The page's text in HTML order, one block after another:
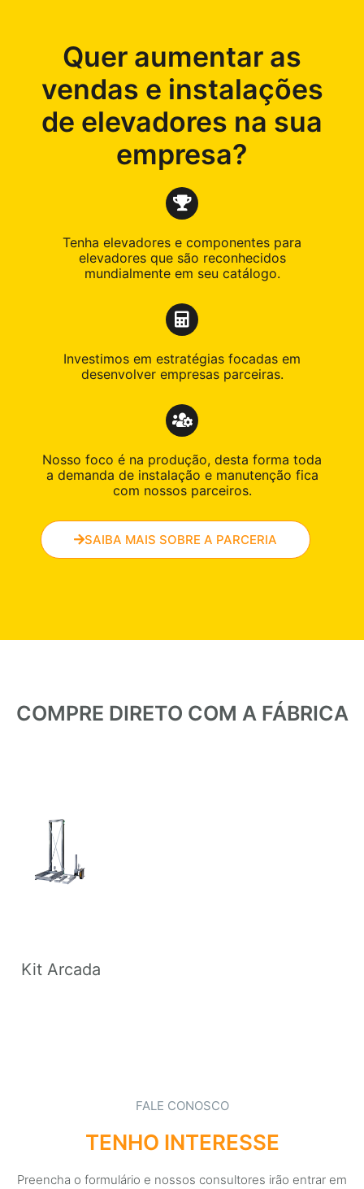
Quer aumentar as
vendas e instalações
de elevadores na sua
empresa?
Tenha elevadores e componentes para
elevadores que são reconhecidos
mundialmente em seu catálogo.
Investimos em estratégias focadas em
desenvolver empresas parceiras.
Nosso foco é na produção, desta forma toda
a demanda de instalação e manutenção fica
com nossos parceiros.
SAIBA MAIS SOBRE A PARCERIA
COMPRE DIRETO COM A FÁBRICA
Kit Arcada
FALE CONOSCO
TENHO INTERESSE
Preencha o formulário e nossos consultores irão entrar em